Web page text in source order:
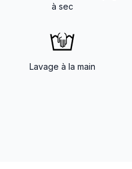
à sec
Lavage à la main